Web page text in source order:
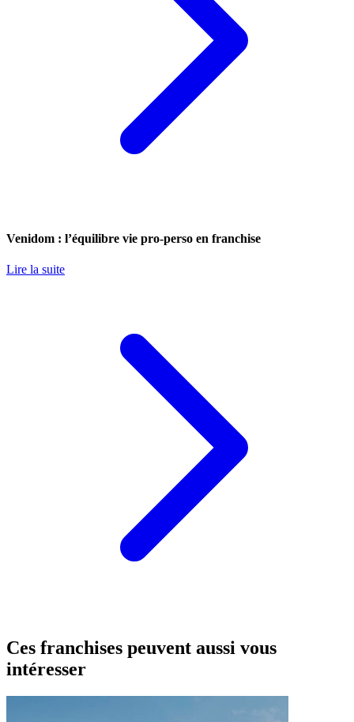
Venidom : l’équilibre vie pro-perso en franchise
Lire la suite
Ces franchises peuvent aussi vous
intéresser